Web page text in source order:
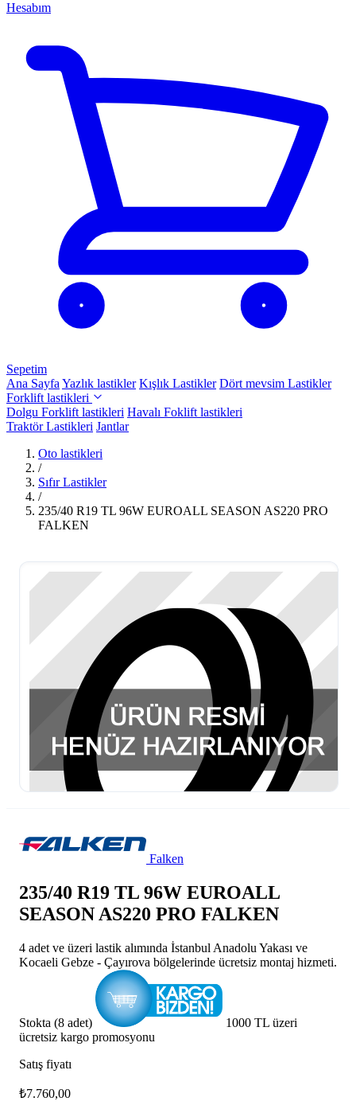
Hesabım
Sepetim
Ana Sayfa Yazlık lastikler Kışlık Lastikler Dört mevsim Lastikler
Forklift lastikleri
Dolgu Forklift lastikleri Havalı Foklift lastikleri
Traktör Lastikleri Jantlar
Oto lastikleri
/
Sıfır Lastikler
/
235/40 R19 TL 96W EUROALL SEASON AS220 PRO
FALKEN
Falken
235/40 R19 TL 96W EUROALL
SEASON AS220 PRO FALKEN
4 adet ve üzeri lastik alımında İstanbul Anadolu Yakası ve
Kocaeli Gebze - Çayırova bölgelerinde ücretsiz montaj hizmeti.
Stokta (8 adet)
1000 TL üzeri
ücretsiz kargo promosyonu
Satış fiyatı
₺7.760,00